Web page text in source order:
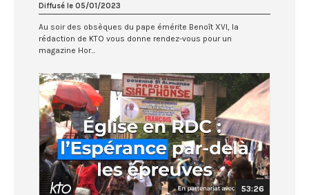
Diffusé le 05/01/2023
Au soir des obsèques du pape émérite Benoît XVI, la
rédaction de KTO vous donne rendez-vous pour un
magazine Hor...
53:26